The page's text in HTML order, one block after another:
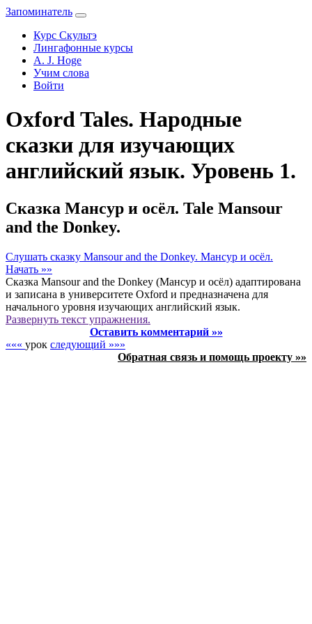
Запоминатель
Курс Скультэ
Лингафонные курсы
A. J. Hoge
Учим слова
Войти
Oxford Tales. Народные
сказки для изучающих
английский язык. Уровень 1.
Сказка Мансур и осёл. Tale Mansour
and the Donkey.
Слушать сказку Mansour and the Donkey. Мансур и осёл.
Начать »»
Сказка Mansour and the Donkey (Мансур и осёл) адаптирована
и записана в университете Oxford и предназначена для
начального уровня изучающих английский язык.
Развернуть текст упражнения.
Оставить комментарий »»
««« урок следующий »»»
Обратная связь и помощь проекту »»